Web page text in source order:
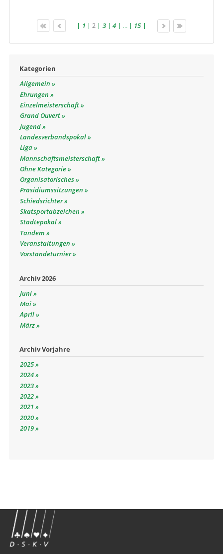
1 2 3 4 … 15
Kategorien
Allgemein
Ehrungen
Einzelmeisterschaft
Grand Ouvert
Jugend
Landesverbandspokal
Liga
Mannschaftsmeisterschaft
Ohne Kategorie
Organisatorisches
Präsidiumssitzungen
Schiedsrichter
Skatsportabzeichen
Städtepokal
Tandem
Veranstaltungen
Vorständeturnier
Archiv 2026
Juni
Mai
April
März
Archiv Vorjahre
2025
2024
2023
2022
2021
2020
2019